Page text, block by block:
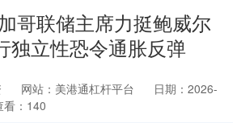
哥联储主席力挺鲍威尔
独立性恐令通胀反弹
网站：美港通杠杆平台
日期：2026-
看：140